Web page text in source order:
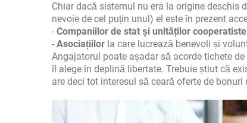
Chiar dacă sistemul nu era la origine deschis
nevoie de cel puțin unul) el este în prezent
- Companiilor de stat și unităților cooperatiste
- Asociațiilor la care lucrează benevoli și
Angajatorul poate așadar să acorde tichete
îl alege în deplină libertate. Trebuie știut că
are deci tot interesul să ceară oferte de